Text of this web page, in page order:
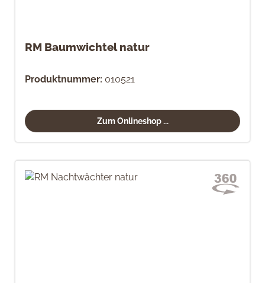
RM Baumwichtel natur
Produktnummer: 010521
Zum Onlineshop ...